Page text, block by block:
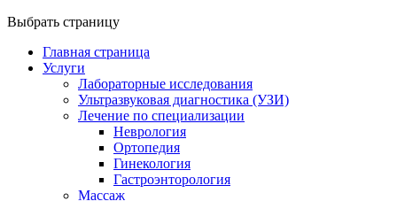
Выбрать страницу
Главная страница
Услуги
Лабораторные исследования
Ультразвуковая диагностика (УЗИ)
Лечение по специализации
Неврология
Ортопедия
Гинекология
Гастроэнторология
Массаж